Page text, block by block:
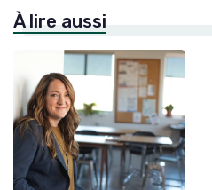
À lire aussi